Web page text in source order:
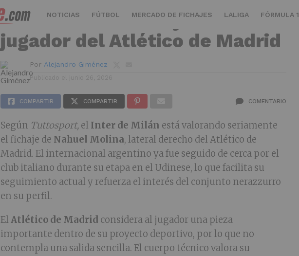
NOTICIAS FÚTBOL MERCADO DE FICHAJES LALIGA FÓRMULA 1
Inter de Milán se fija en un
jugador del Atlético de Madrid
Por Alejandro Giménez
Publicado el
COMPARTIR COMPARTIR COMENTARIO
Según Tuttosport, el Inter de Milán está valorando seriamente
el fichaje de Nahuel Molina, lateral derecho del Atlético de
Madrid. El internacional argentino ya fue seguido de cerca por el
club italiano durante su etapa en el Udinese, lo que facilita su
seguimiento actual y refuerza el interés del conjunto nerazzurro
en su perfil.
ElAtlético de Madrid considera al jugador una pieza
importante dentro de su proyecto deportivo, por lo que no
contempla una salida sencilla. El cuerpo técnico valora su